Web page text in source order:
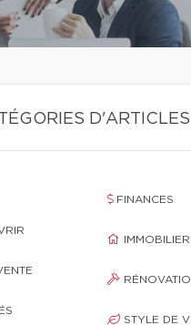
D'ARTICLES
FINANCES
IMMOBILIER
STYLE DE